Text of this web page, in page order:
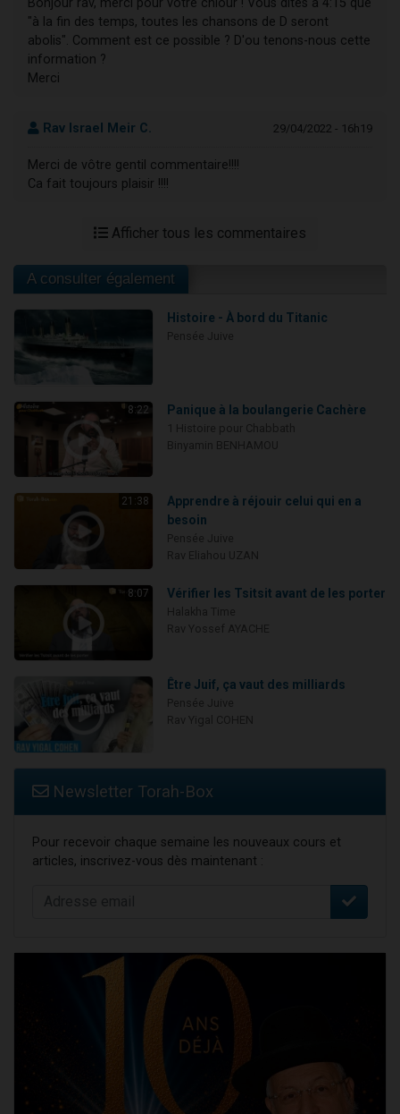
Bonjour rav, merci pour votre chiour ! Vous dites à 4:15 que
"à la fin des temps, toutes les chansons de D seront
abolis". Comment est ce possible ? D'ou tenons-nous cette
information ?
Merci
Rav Israel Meir C. 29/04/2022 - 16h19
Merci de vôtre gentil commentaire!!!!
Ca fait toujours plaisir !!!!
Afficher tous les commentaires
A consulter également
Histoire - À bord du Titanic
8:22 Panique à la boulangerie Cachère
21:38
Apprendre à réjouir celui qui en a
besoin
8:07 Vérifier les Tsitsit avant de les porter
Être Juif, ça vaut des milliards
Newsletter Torah-Box
Pour recevoir chaque semaine les nouveaux cours et
articles, inscrivez-vous dès maintenant :